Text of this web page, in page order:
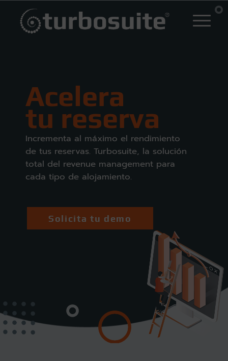
Acelera
tu reserva
Incrementa al máximo el rendimiento
de tus reservas. Turbosuite, la solución
total del revenue management para
cada tipo de alojamiento.
Solicita tu demo